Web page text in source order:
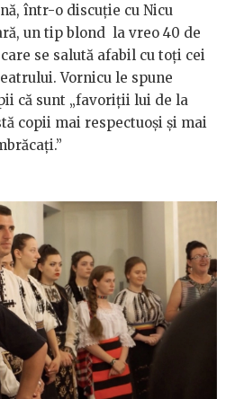
într-o discuție cu Nicu
un tip blond la vreo 40 de
se salută afabil cu toți cei
Vornicu le spune
că sunt „favoriții lui de la
copii mai respectuoși și mai